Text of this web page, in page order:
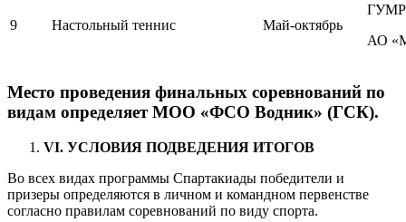
9 Настольный теннис Май-октябрь
АО
Место проведения финальных соревнований по
видам определяет МОО «ФСО Водник» (ГСК).
VI. УСЛОВИЯ ПОДВЕДЕНИЯ ИТОГОВ
Во всех видах программы Спартакиады победители и
призеры определяются в личном и командном первенстве
согласно правилам соревнований по виду спорта.